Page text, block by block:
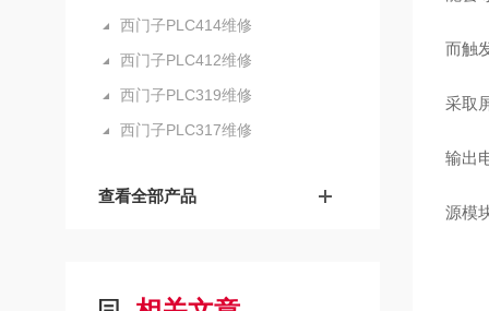
西门子PLC414维修
西门子PLC412维修
西门子PLC319维修
西门子PLC317维修
查看全部产品
而触
采取
输出
源模